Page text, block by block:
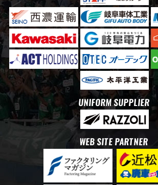
UNIFORM SUPPLIER
WEB SITE PARTNER